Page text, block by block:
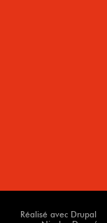
Réalisé avec Drupal